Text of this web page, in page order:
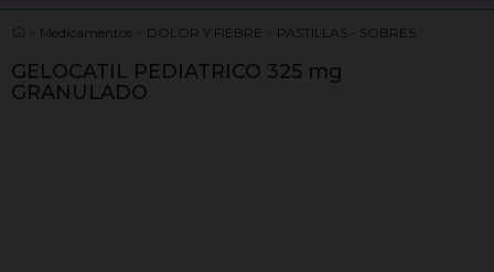
Medicamentos DOLOR Y FIEBRE PASTILLAS - SOBRES
GELOCATIL PEDIATRICO 325 mg
GRANULADO